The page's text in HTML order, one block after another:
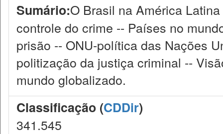
Sumário:O Brasil na América
controle do crime -- Países no
prisão -- ONU-política das Nações
politização da justiça criminal --
mundo globalizado.
Classificação (CDDir)
341.545